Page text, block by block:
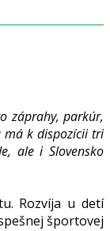
záprahy, parkúr,
má k dispozícii tri
ale i Slovensko
Rozvíja u detí
športovej